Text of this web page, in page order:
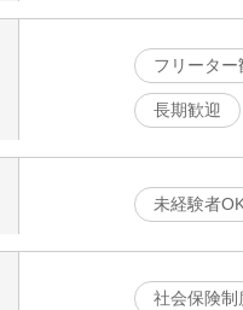
フリーター
長期歓迎
未経験者
社会保険制